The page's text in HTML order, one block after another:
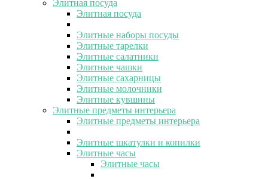
Элитная посуда
Элитная посуда
Элитные наборы посуды
Элитные тарелки
Элитные салатники
Элитные чашки
Элитные сахарницы
Элитные молочники
Элитные кувшины
Элитные предметы интерьера
Элитные предметы интерьера
Элитные шкатулки и копилки
Элитные часы
Элитные часы